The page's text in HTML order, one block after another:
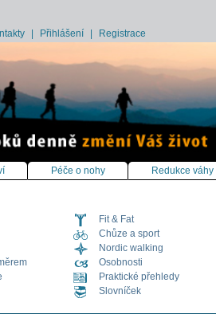
Přihlášení Registrace
Fit & Fat
Chůze a sport
Nordic walking
Osobnosti
Praktické přehledy
Slovníček
Péče o nohy Redukce váhy